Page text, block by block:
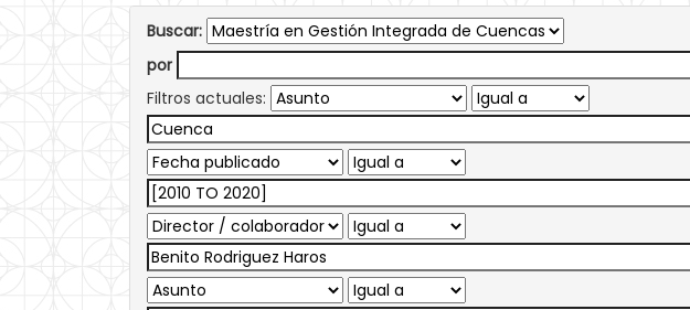
Buscar:
por
Filtros actuales: